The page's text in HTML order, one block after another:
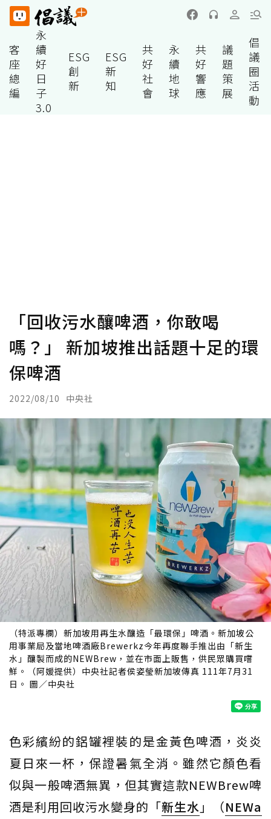
客
座
總
編
永
續
好
日
子
3.0
ESG
創
新
ESG
新
知
共
好
社
會
永
續
地
球
共
好
響
應
議
題
策
展
倡
議
圈
活
動
「回收污水釀啤酒，你敢喝
嗎？」 新加坡推出話題十足的環
保啤酒
2022/08/10 中央社
（特派專欄）新加坡用再生水釀造「最環保」啤酒。新加坡公
用事業局及當地啤酒廠Brewerkz今年再度聯手推出由「新生
水」釀製而成的NEWBrew，並在市面上販售，供民眾購買嚐
鮮。（阿媛提供）中央社記者侯姿瑩新加坡傳真 111年7月31
日。 圖／中央社
色彩繽紛的鋁罐裡裝的是金黃色啤酒，炎炎
夏日來一杯，保證暑氣全消。雖然它顏色看
似與一般啤酒無異，但其實這款NEWBrew啤
酒是利用回收污水變身的「新生水 」（NEWa